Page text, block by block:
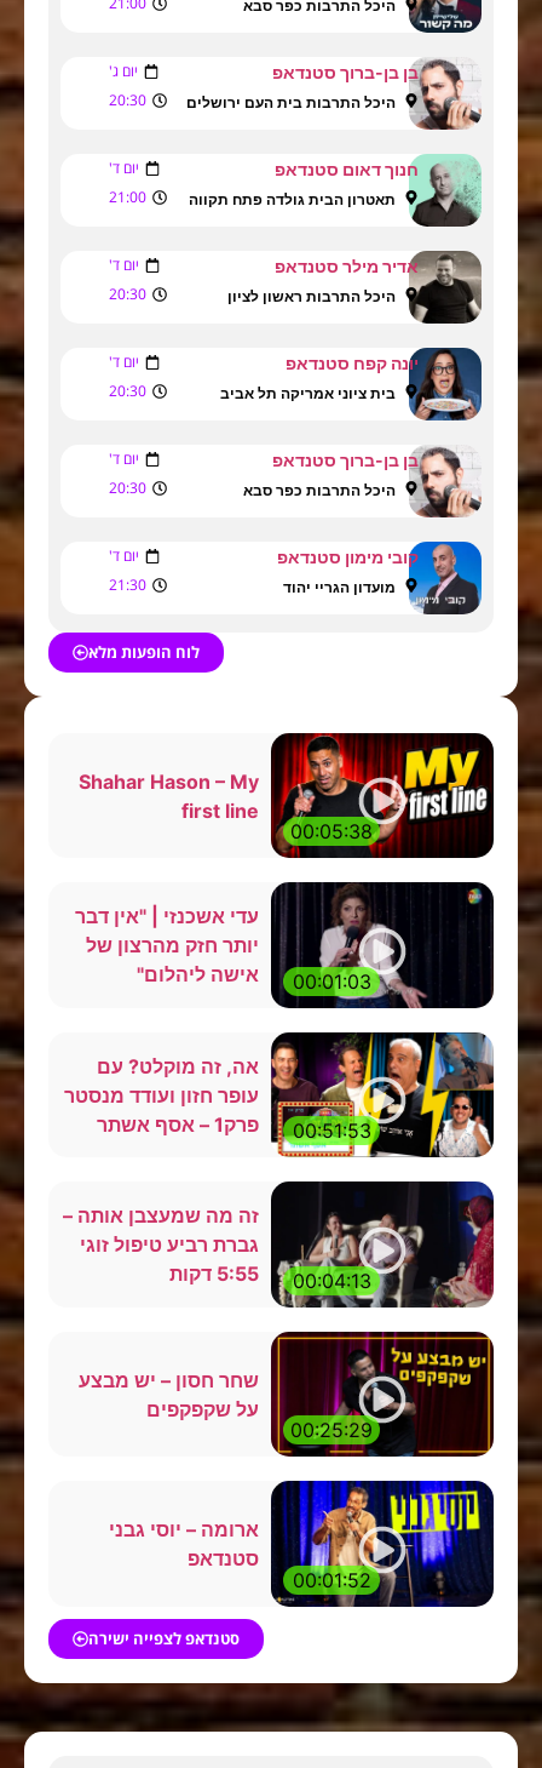
היכל התרבות כפר סבא
בן בן-ברוך סטנדאפ יום ג'
היכל התרבות בית העם ירושלים 20:30
חנוך דאום סטנדאפ יום ד'
תאטרון הבית גולדה פתח תקווה 21:00
אדיר מילר סטנדאפ יום ד'
היכל התרבות ראשון לציון 20:30
יונה קפח סטנדאפ יום ד'
בית ציוני אמריקה תל אביב 20:30
בן בן-ברוך סטנדאפ יום ד'
היכל התרבות כפר סבא 20:30
קובי מימון סטנדאפ יום ד'
מועדון הגריי יהוד 21:30
לוח הופעות מלא
00:05:38
Shahar Hason – My
first line
00:01:03
עדי אשכנזי | "אין דבר
יותר חזק מהרצון של
אישה ליהלום"
00:51:53
אה, זה מוקלט? עם
עופר חזון ועודד מנסטר
פרק1 – אסף אשתר
00:04:13
זה מה שמעצבן אותה –
גברת רביע טיפול זוגי
5:55 דקות
00:25:29
שחר חסון – יש מבצע
על שקפקפים
00:01:52
ארומה – יוסי גבני
סטנדאפ
סטנדאפ לצפייה ישירה